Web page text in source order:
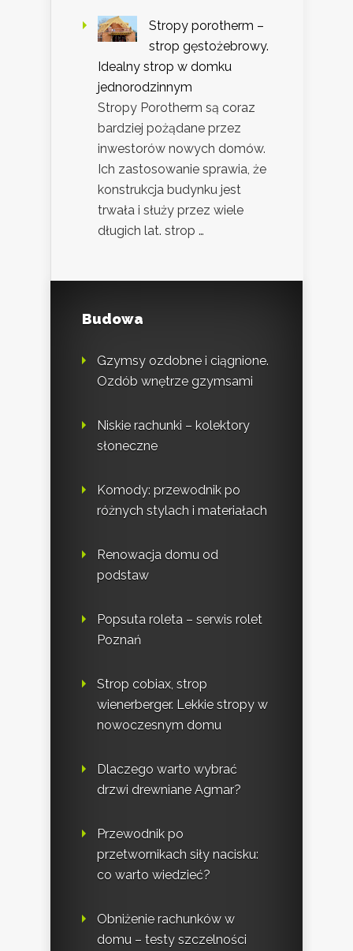
Stropy porotherm –
strop gęstożebrowy.
Idealny strop w domku
jednorodzinnym
Stropy Porotherm są coraz
bardziej pożądane przez
inwestorów nowych domów.
Ich zastosowanie sprawia, że
konstrukcja budynku jest
trwała i służy przez wiele
długich lat. strop …
Budowa
Gzymsy ozdobne i ciągnione.
Ozdób wnętrze gzymsami
Niskie rachunki – kolektory
słoneczne
Komody: przewodnik po
różnych stylach i materiałach
Renowacja domu od
podstaw
Popsuta roleta – serwis rolet
Poznań
Strop cobiax, strop
wienerberger. Lekkie stropy w
nowoczesnym domu
Dlaczego warto wybrać
drzwi drewniane Agmar?
Przewodnik po
przetwornikach siły nacisku:
co warto wiedzieć?
Obniżenie rachunków w
domu – testy szczelności